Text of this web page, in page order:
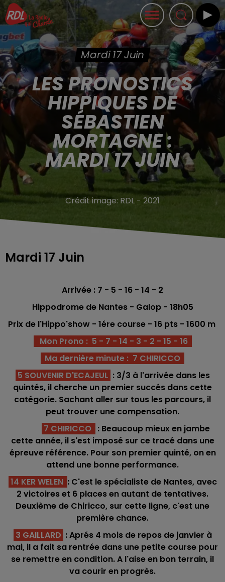
Mardi 17 Juin
LES PRONOSTICS
HIPPIQUES DE
SÉBASTIEN
MORTAGNE :
MARDI 17 JUIN
Crédit image: RDL - 2021
Mardi 17 Juin
Arrivée : 7 - 5 - 16 - 14 - 2
Hippodrome de Nantes - Galop - 18h05
Prix de l'Hippo'show - 1érecourse - 16 pts - 1600 m
Mon Prono : 5 - 7 - 14 - 3 - 2 - 15 - 16
Ma dernière minute : 7 CHIRICCO
5 SOUVENIR D'ECAJEUL : 3/3 à l'arrivée dans les
quintés, il cherche un premier succés dans cette
catégorie. Sachant aller sur tous les parcours, il
peut trouver une compensation.
7 CHIRICCO : Beaucoup mieux en jambe
cette année, il s'est imposé sur ce tracé dans une
épreuve référence. Pour son premier quinté, on en
attend une bonne performance.
14 KER WELEN : C'est le spécialiste de Nantes, avec
2 victoires et 6 places en autant de tentatives.
Deuxième de Chiricco, sur cette ligne, c'est une
première chance.
3 GAILLARD : Aprés 4 mois de repos de janvier à
mai, il a fait sa rentrée dans une petite course pour
se remettre en condition. A l'aise en bon terrain, il
va courir en progrès.